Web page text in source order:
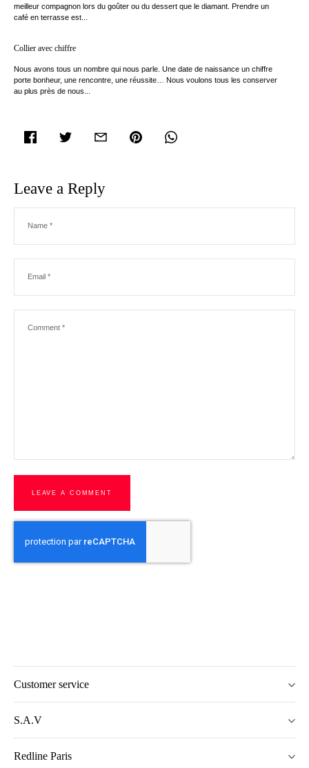
meilleur compagnon lors du goûter ou du dessert que le diamant. Prendre un
café en terrasse est...
Collier avec chiffre
Nous avons tous un nombre qui nous parle. Une date de naissance un chiffre
porte bonheur, une rencontre, une réussite… Nous voulons tous les conserver
au plus près de nous...
facebook twitter email pinterest whatsapp
Leave a Reply
Name *
Email *
Comment *
LEAVE A COMMENT
Customer service
S.A.V
Redline Paris